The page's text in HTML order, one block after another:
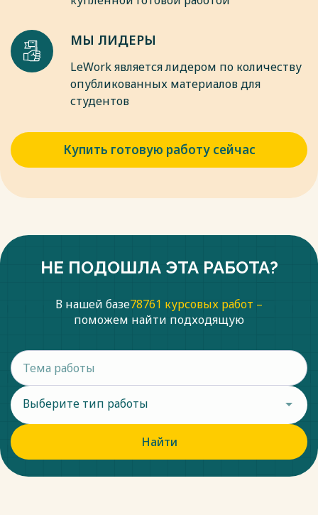
МЫ ЛИДЕРЫ
LeWork является лидером по количеству
опубликованных материалов для
студентов
Купить готовую работу сейчас
НЕ ПОДОШЛА ЭТА РАБОТА?
В нашей базе78761 курсовых работ –
поможем найти подходящую
Выберите тип работы
Найти